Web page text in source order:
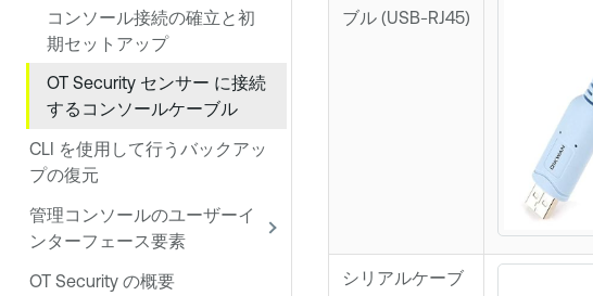
コンソール接続の確立と初
期セットアップ
OT Security センサー に接続
するコンソールケーブル
CLI を使用して行うバックアッ
プの復元
管理コンソールのユーザーイ
ンターフェース要素
OT Security の概要
ブル (USB-RJ45)
シリアルケーブ